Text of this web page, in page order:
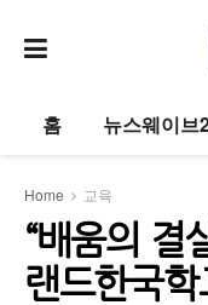
홈 뉴스웨이브
Home 교육
“배움의 결
랜드한국학